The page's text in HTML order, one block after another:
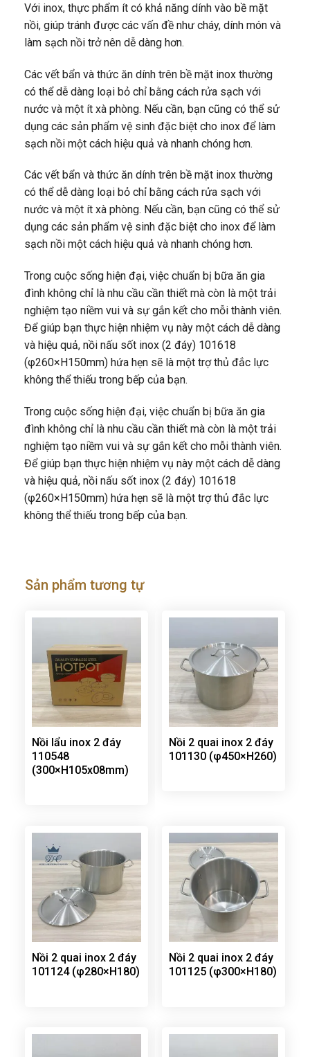
Với inox, thực phẩm ít có khả năng dính vào bề mặt
nồi, giúp tránh được các vấn đề như cháy, dính món và
làm sạch nồi trở nên dễ dàng hơn.
Các vết bẩn và thức ăn dính trên bề mặt inox thường
có thể dễ dàng loại bỏ chỉ bằng cách rửa sạch với
nước và một ít xà phòng. Nếu cần, bạn cũng có thể sử
dụng các sản phẩm vệ sinh đặc biệt cho inox để làm
sạch nồi một cách hiệu quả và nhanh chóng hơn.
Các vết bẩn và thức ăn dính trên bề mặt inox thường
có thể dễ dàng loại bỏ chỉ bằng cách rửa sạch với
nước và một ít xà phòng. Nếu cần, bạn cũng có thể sử
dụng các sản phẩm vệ sinh đặc biệt cho inox để làm
sạch nồi một cách hiệu quả và nhanh chóng hơn.
Trong cuộc sống hiện đại, việc chuẩn bị bữa ăn gia
đình không chỉ là nhu cầu cần thiết mà còn là một trải
nghiệm tạo niềm vui và sự gắn kết cho mỗi thành viên.
Để giúp bạn thực hiện nhiệm vụ này một cách dễ dàng
và hiệu quả, nồi nấu sốt inox (2 đáy) 101618
(φ260×H150mm) hứa hẹn sẽ là một trợ thủ đắc lực
không thể thiếu trong bếp của bạn.
Trong cuộc sống hiện đại, việc chuẩn bị bữa ăn gia
đình không chỉ là nhu cầu cần thiết mà còn là một trải
nghiệm tạo niềm vui và sự gắn kết cho mỗi thành viên.
Để giúp bạn thực hiện nhiệm vụ này một cách dễ dàng
và hiệu quả, nồi nấu sốt inox (2 đáy) 101618
(φ260×H150mm) hứa hẹn sẽ là một trợ thủ đắc lực
không thể thiếu trong bếp của bạn.
Sản phẩm tương tự
Nồi lẩu inox 2 đáy
110548
(300×H105x08mm)
Nồi 2 quai inox 2 đáy
101130 (φ450×H260)
Nồi 2 quai inox 2 đáy
101124 (φ280×H180)
Nồi 2 quai inox 2 đáy
101125 (φ300×H180)